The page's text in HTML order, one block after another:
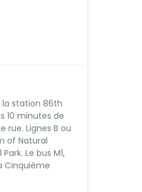
la station 86th
10 minutes de
rue. Lignes B ou
of Natural
Le bus M1,
Cinquième